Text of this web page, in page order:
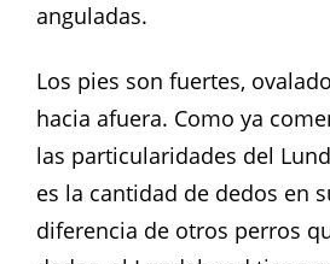
anguladas.
Los pies son fuertes,
hacia afuera. Como ya
las particularidades del
es la cantidad de dedos en
diferencia de otros perros